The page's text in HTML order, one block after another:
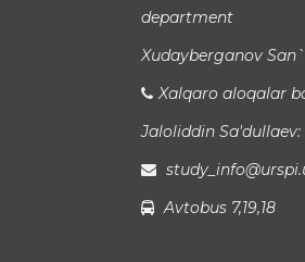
department
Xudayberganov
Xalqaro aloqalar
Jaloliddin Sa'dullaev:
Avtobus 7,19,18